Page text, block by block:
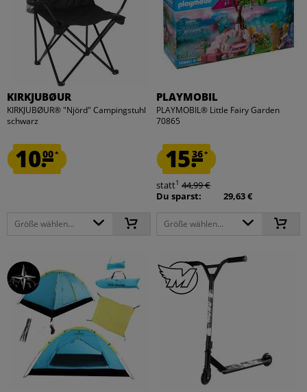
KIRKJUBØUR
KIRKJUBØUR® "Njörd" Campingstuhl
schwarz
10.00*
Größe wählen...
PLAYMOBIL
PLAYMOBIL® Little Fairy Garden
70865
15.36*
statt1 44,99 €
Du sparst:
29,63 €
Größe wählen...